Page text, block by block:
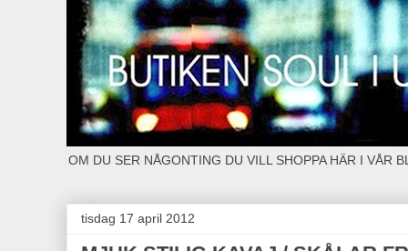
OM DU SER NÅGONTING DU VILL SHOPPA HÄR I VÅR
tisdag 17 april 2012